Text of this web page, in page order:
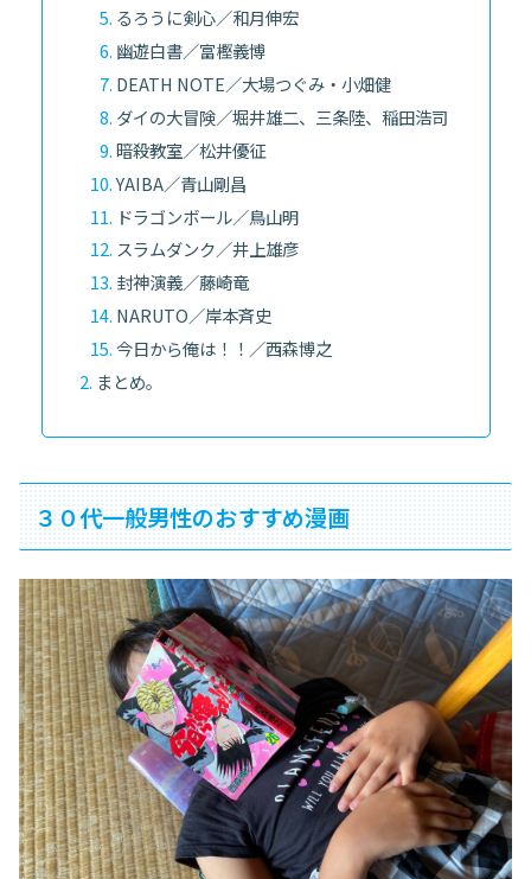
るろうに剣心／和月伸宏
幽遊白書／富樫義博
DEATH NOTE／大場つぐみ・小畑健
ダイの大冒険／堀井雄二、三条陸、稲田浩司
暗殺教室／松井優征
YAIBA／青山剛昌
ドラゴンボール／鳥山明
スラムダンク／井上雄彦
封神演義／藤崎竜
NARUTO／岸本斉史
今日から俺は！！／西森博之
まとめ。
３０代一般男性のおすすめ漫画